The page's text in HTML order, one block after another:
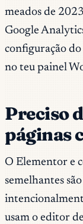
meados de
Google
configuração
no teu painel
Preciso
páginas
O Elementor e
semelhantes
usam o editor